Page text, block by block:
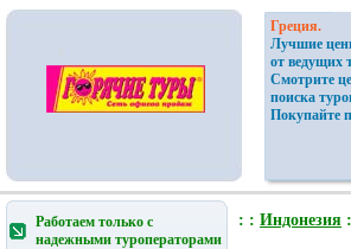
Греция.
Лучшие
от ведущих
Смотрите
поиска
Покупайте
Работаем только с
надежными туроператорами
: : Индонезия